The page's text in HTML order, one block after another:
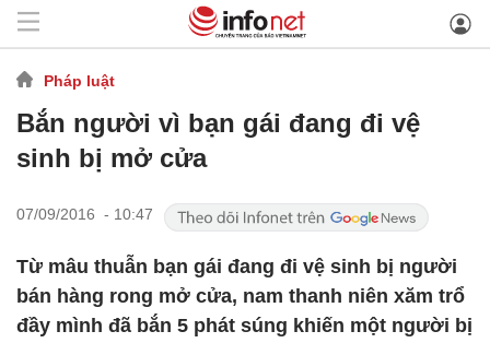
Pháp luật
Bắn người vì bạn gái đang đi vệ
sinh bị mở cửa
07/09/2016 - 10:47
Từ mâu thuẫn bạn gái đang đi vệ sinh bị người
bán hàng rong mở cửa, nam thanh niên xăm trổ
đầy mình đã bắn 5 phát súng khiến một người bị